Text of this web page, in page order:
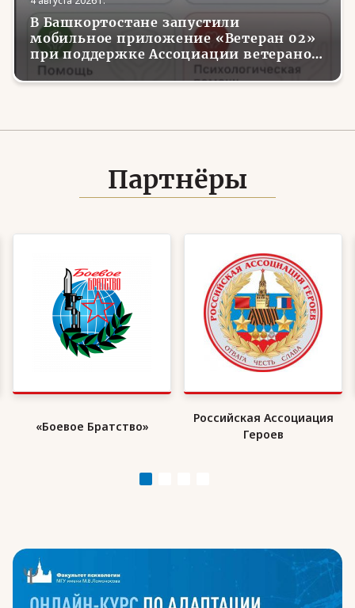
В Башкортостане запустили
мобильное приложение «Ветеран 02»
при поддержке Ассоциации ветеранов
СВО
Партнёры
«Боевое Братство»
Российская Ассоциация
Героев